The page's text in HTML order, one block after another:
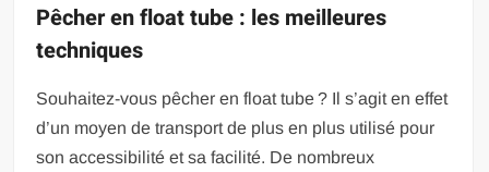
Pêcher en float tube : les meilleures
techniques
Souhaitez-vous pêcher en float tube ? Il s’agit en effet
d’un moyen de transport de plus en plus utilisé pour
son accessibilité et sa facilité. De nombreux